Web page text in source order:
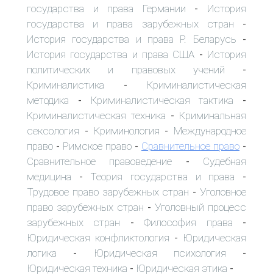
государства и права Германии - История
государства и права зарубежных стран -
История государства и права Р. Беларусь -
История государства и права США - История
политических и правовых учений -
Криминалистика - Криминалистическая
методика - Криминалистическая тактика -
Криминалистическая техника - Криминальная
сексология - Криминология - Международное
право - Римское право - Сравнительное право -
Сравнительное правоведение - Судебная
медицина - Теория государства и права -
Трудовое право зарубежных стран -Уголовное
право зарубежных стран - Уголовный процесс
зарубежных стран -Философия права -
Юридическая конфликтология - Юридическая
логика - Юридическая психология -
Юридическая техника - Юридическая этика -